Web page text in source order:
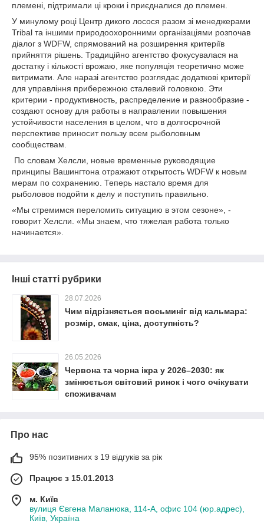
племені, підтримали ці кроки і приєдналися до племен.
У минулому році Центр дикого лосося разом зі менеджерами
Tribal та іншими природоохоронними організаціями розпочав
діалог з WDFW, спрямований на розширення критеріїв
прийняття рішень. Традиційно агентство фокусувалася на
достатку і кількості врожаю, яке популяція теоретично може
витримати. Але наразі агентство розглядає додаткові критерії
для управління прибережною сталевий головкою. Эти
критерии - продуктивность, распределение и разнообразие -
создают основу для работы в направлении повышения
устойчивости населения в целом, что в долгосрочной
перспективе приносит пользу всем рыболовным
сообществам.
По словам Хелсли, новые временные руководящие
принципы Вашингтона отражают открытость WDFW к новым
мерам по сохранению. Теперь настало время для
рыболовов подойти к делу и поступить правильно.
«Мы стремимся переломить ситуацию в этом сезоне», -
говорит Хелсли. «Мы знаем, что тяжелая работа только
начинается».
Інші статті рубрики
28.07.2026
Чим відрізняється восьминіг від кальмара:
розмір, смак, ціна, доступність?
26.05.2026
Червона та чорна ікра у 2026–2030: як
змінюється світовий ринок і чого очікувати
споживачам
Про нас
95% позитивних з 19 відгуків за рік
Працює з 15.01.2013
м. Київ
вулиця Євгена Маланюка, 114-А, офис 104 (юр.адрес),
Київ, Україна